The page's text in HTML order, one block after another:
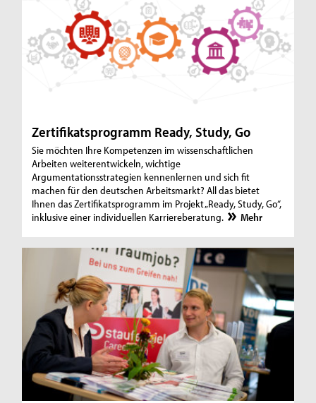
Zertifikatsprogramm Ready, Study, Go
Sie möchten Ihre Kompetenzen im wissenschaftlichen
Arbeiten weiterentwickeln, wichtige
Argumentationsstrategien kennenlernen und sich fit
machen für den deutschen Arbeitsmarkt? All das bietet
Ihnen das Zertifikatsprogramm im Projekt „Ready, Study, Go“,
inklusive einer individuellen Karriereberatung.
Mehr